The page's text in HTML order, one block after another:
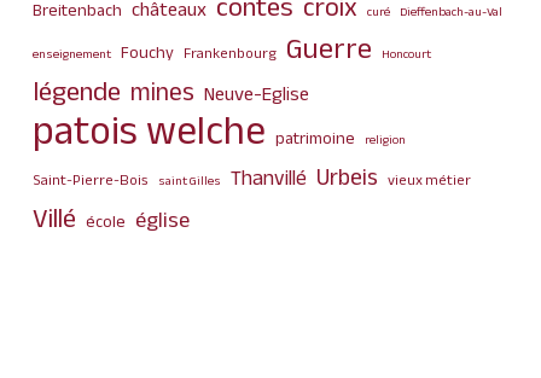
Breitenbach châteaux contes croix curé Dieffenbach-au-Val
enseignement Fouchy Frankenbourg Guerre Honcourt
légende mines Neuve-Eglise
patois welche patrimoine religion
Saint-Pierre-Bois saint Gilles Thanvillé Urbeis vieux métier
Villé école église